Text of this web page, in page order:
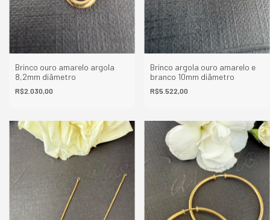
Brinco ouro amarelo argola
8,2mm diâmetro
R$2.030,00
Brinco argola ouro amarelo e
branco 10mm diâmetro
R$5.522,00